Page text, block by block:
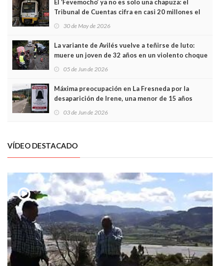
El ‘Fevemocho’ ya no es solo una chapuza: el
Tribunal de Cuentas cifra en casi 20 millones el
sobrecoste de los trenes que no cabían por los
30 de May de 2026
La variante de Avilés vuelve a teñirse de luto:
muere un joven de 32 años en un violento choque
frontal
05 de Jun de 2026
Máxima preocupación en La Fresneda por la
desaparición de Irene, una menor de 15 años
03 de Jun de 2026
VÍDEO DESTACADO